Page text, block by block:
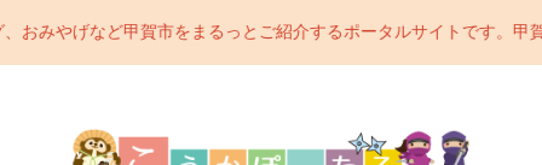
まるっとご紹介するポータルサイトです。甲賀市の魅力をど